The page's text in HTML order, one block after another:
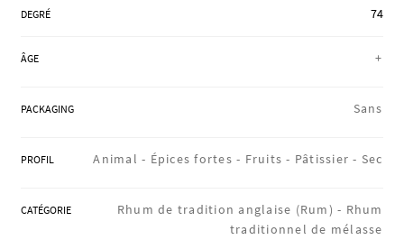
RÉGIONS
BOUTIQUE LOIRET
DEGRÉ 74
ÂGE +
PACKAGING Sans
PROFIL Animal - Épices fortes - Fruits - Pâtissier - Sec
CATÉGORIE Rhum de tradition anglaise (Rum) - Rhum
traditionnel de mélasse